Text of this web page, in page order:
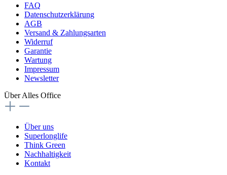
FAQ
Datenschutzerklärung
AGB
Versand & Zahlungsarten
Widerruf
Garantie
Wartung
Impressum
Newsletter
Über Alles Office
Über uns
Superlonglife
Think Green
Nachhaltigkeit
Kontakt